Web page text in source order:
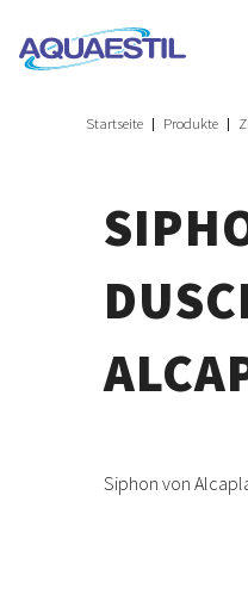
Startseite Produkte
Siphon von